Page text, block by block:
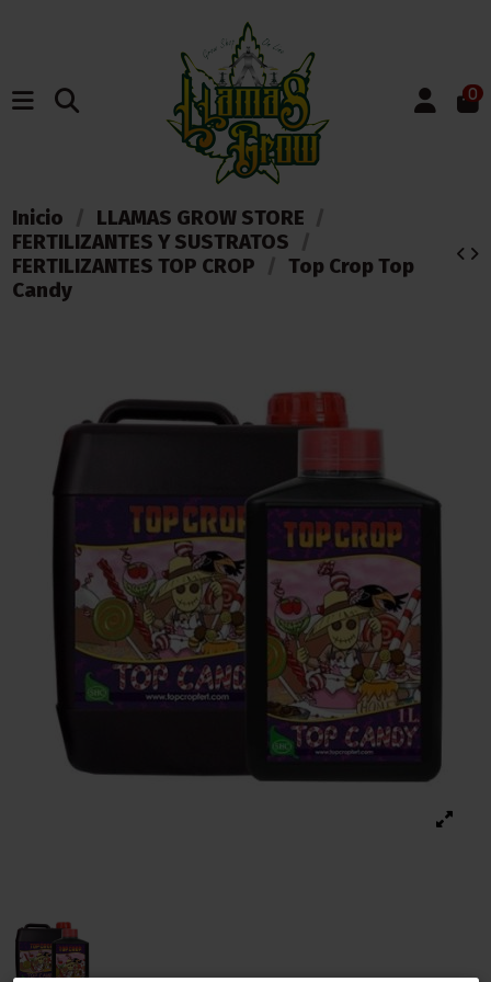
0
Inicio
LLAMAS GROW STORE
FERTILIZANTES Y SUSTRATOS
FERTILIZANTES TOP CROP
Top Crop Top
Candy